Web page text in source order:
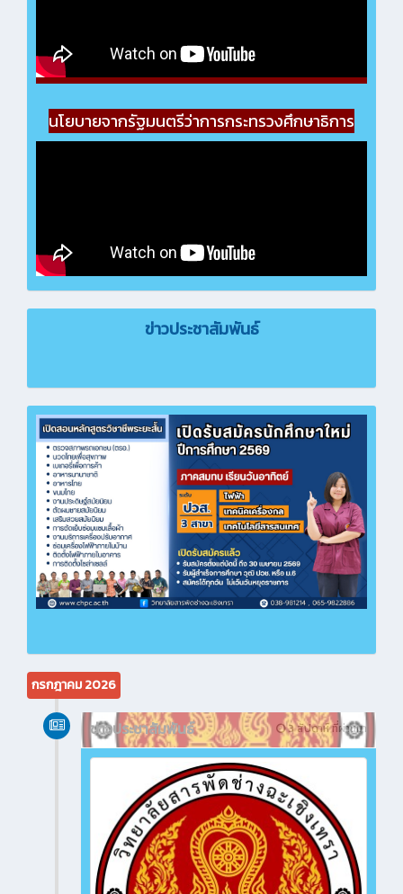
นโยบายจากรัฐมนตรีว่าการกระทรวงศึกษาธิการ
ข่าวประชาสัมพันธ์
กรกฎาคม 2026
3 สัปดาห์ ที่ผ่านมา
ข่าวประชาสัมพันธ์